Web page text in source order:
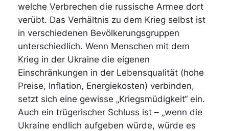
welche Verbrechen die russische Armee dort
verübt. Das Verhältnis zu dem Krieg selbst ist
in verschiedenen Bevölkerungsgruppen
unterschiedlich. Wenn Menschen mit dem
Krieg in der Ukraine die eigenen
Einschränkungen in der Lebensqualität (hohe
Preise, Inflation, Energiekosten) verbinden,
setzt sich eine gewisse „Kriegsmüdigkeit“ ein.
Auch ein trügerischer Schluss ist – „wenn die
Ukraine endlich aufgeben würde, würde es